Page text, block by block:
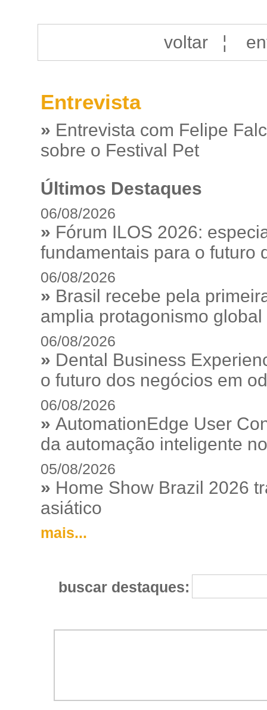
voltar¦
Entrevista
» Entrevista com Felipe
sobre o Festival Pet
Últimos Destaques
06/08/2026
» Fórum ILOS 2026:
fundamentais para o futuro
06/08/2026
» Brasil recebe pela
amplia protagonismo
06/08/2026
» Dental Business
o futuro dos negócios em
06/08/2026
» AutomationEdge User
da automação inteligente
05/08/2026
» Home Show Brazil 2026
asiático
mais...
buscar destaques: